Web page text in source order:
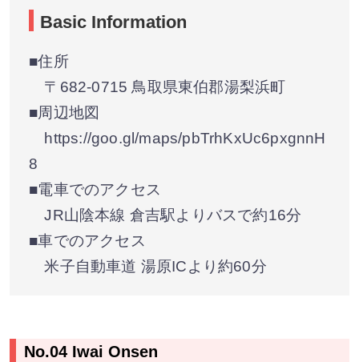
Basic Information
■住所
〒682-0715 鳥取県東伯郡湯梨浜町
■周辺地図
https://goo.gl/maps/pbTrhKxUc6pxgnnH
8
■電車でのアクセス
JR山陰本線 倉吉駅よりバスで約16分
■車でのアクセス
米子自動車道 湯原ICより約60分
No.04 Iwai Onsen